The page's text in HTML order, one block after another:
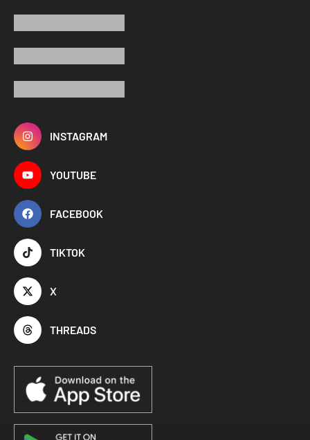
INSTAGRAM
YOUTUBE
FACEBOOK
TIKTOK
X
THREADS